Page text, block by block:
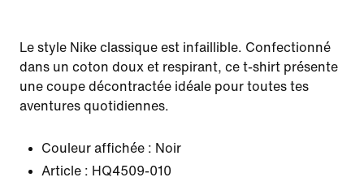
Le style Nike classique est infaillible. Confectionné
dans un coton doux et respirant, ce t-shirt présente
une coupe décontractée idéale pour toutes tes
aventures quotidiennes.
Couleur affichée : Noir
Article : HQ4509-010